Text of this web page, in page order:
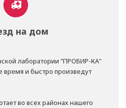
на дом
лаборатории "ПРОБИР-КА"
время и быстро произведут
во всех районах нашего